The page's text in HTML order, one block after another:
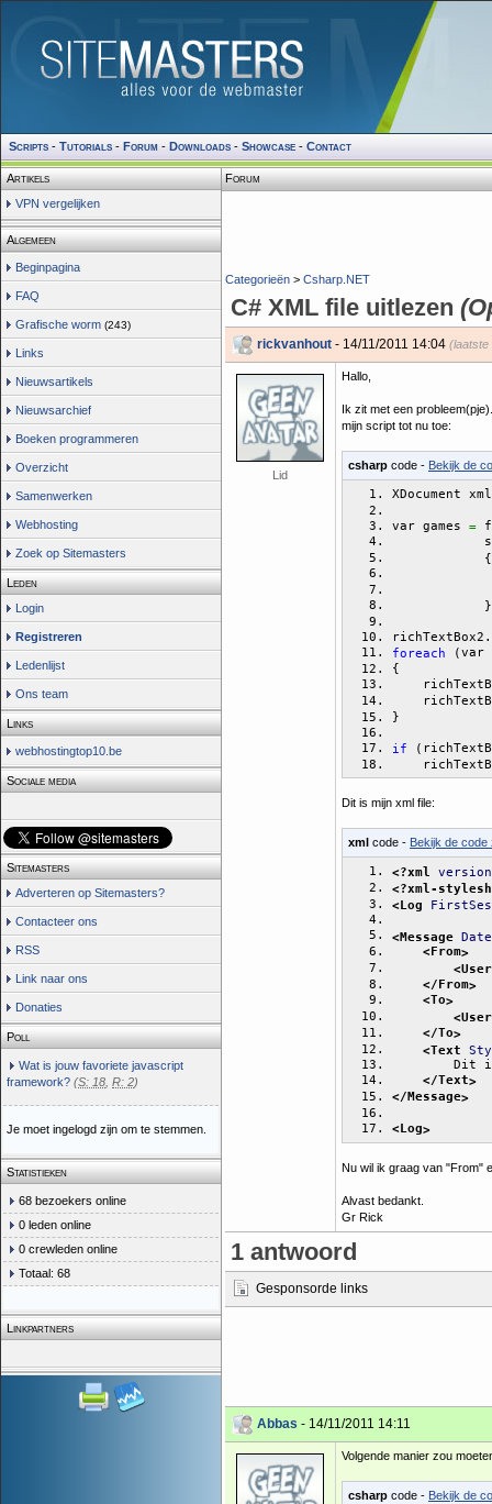
Scripts - Tutorials - Forum - Downloads - Showcase - Contact
Artikels
VPN vergelijken
Algemeen
Beginpagina
FAQ
Grafische worm (243)
Links
Nieuwsartikels
Nieuwsarchief
Boeken programmeren
Overzicht
Samenwerken
Webhosting
Zoek op Sitemasters
Leden
Login
Registreren
Ledenlijst
Ons team
Links
webhostingtop10.be
Sociale media
Sitemasters
Adverteren op Sitemasters?
Contacteer ons
RSS
Link naar ons
Donaties
Poll
Wat is jouw favoriete javascript
framework? (S: 18 R: 2)
Je moet ingelogd zijn om te stemmen.
Statistieken
68 bezoekers online
0 leden online
0 crewleden online
Totaal: 68
Linkpartners
Forum
Categorieën > Csharp.NET
C# XML file uitlezen
rickvanhout - 14/11/2011 14:04 (laatste
Lid
Hallo,
Ik zit met een
mijn script tot nu toe:
csharp code - Bekijk de
XDocument
var games =
{
}
richTextBox2.
foreach
(var
{
}
if (
Dit is mijn xml file:
xml code - Bekijk de code
<?xml
version
<?xml-
<Log
<Message Date
<From>
<User
</From>
<To>
<User
</To>
<Text
Dit
</Text>
</Message>
<Log>
Nu wil ik graag van "From"
Alvast bedankt.
Gr Rick
1 antwoord
Gesponsorde links
Abbas - 14/11/2011 14:11
Volgende manier zou
csharp code - Bekijk de